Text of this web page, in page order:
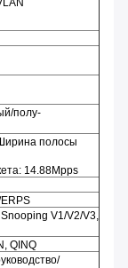
полу-
полосы
14.88Mpps
V1/V2/V3,
QINQ